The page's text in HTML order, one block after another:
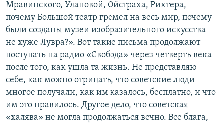
Мравинского, Улановой, Ойстраха, Рихтера,
почему Большой театр гремел на весь мир, почему
были созданы музеи изобразительного искусства
не хуже Лувра?». Вот такие письма продолжают
поступать на радио «Свобода» через четверть века
после того, как ушла та жизнь. Не представляю
себе, как можно отрицать, что советские люди
многое получали, как им казалось, бесплатно, и что
им это нравилось. Другое дело, что советская
«халява» не могла продолжаться вечно. Все блага,